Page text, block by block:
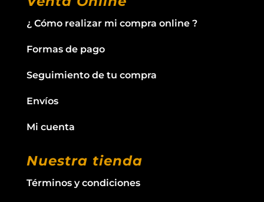
¿ Cómo realizar mi compra online ?
Formas de pago
Seguimiento de tu compra
Envíos
Mi cuenta
Nuestra tienda
Términos y condiciones